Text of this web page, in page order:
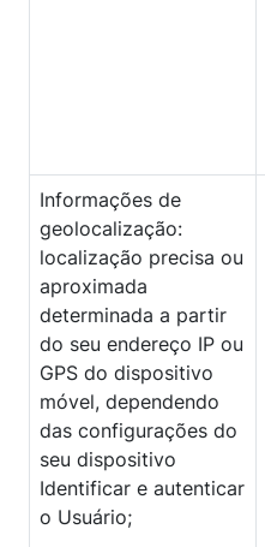
Informações de
geolocalização:
localização precisa ou
aproximada
determinada a partir
do seu endereço IP ou
GPS do dispositivo
móvel, dependendo
das configurações do
seu dispositivo
Identificar e autenticar
o Usuário;